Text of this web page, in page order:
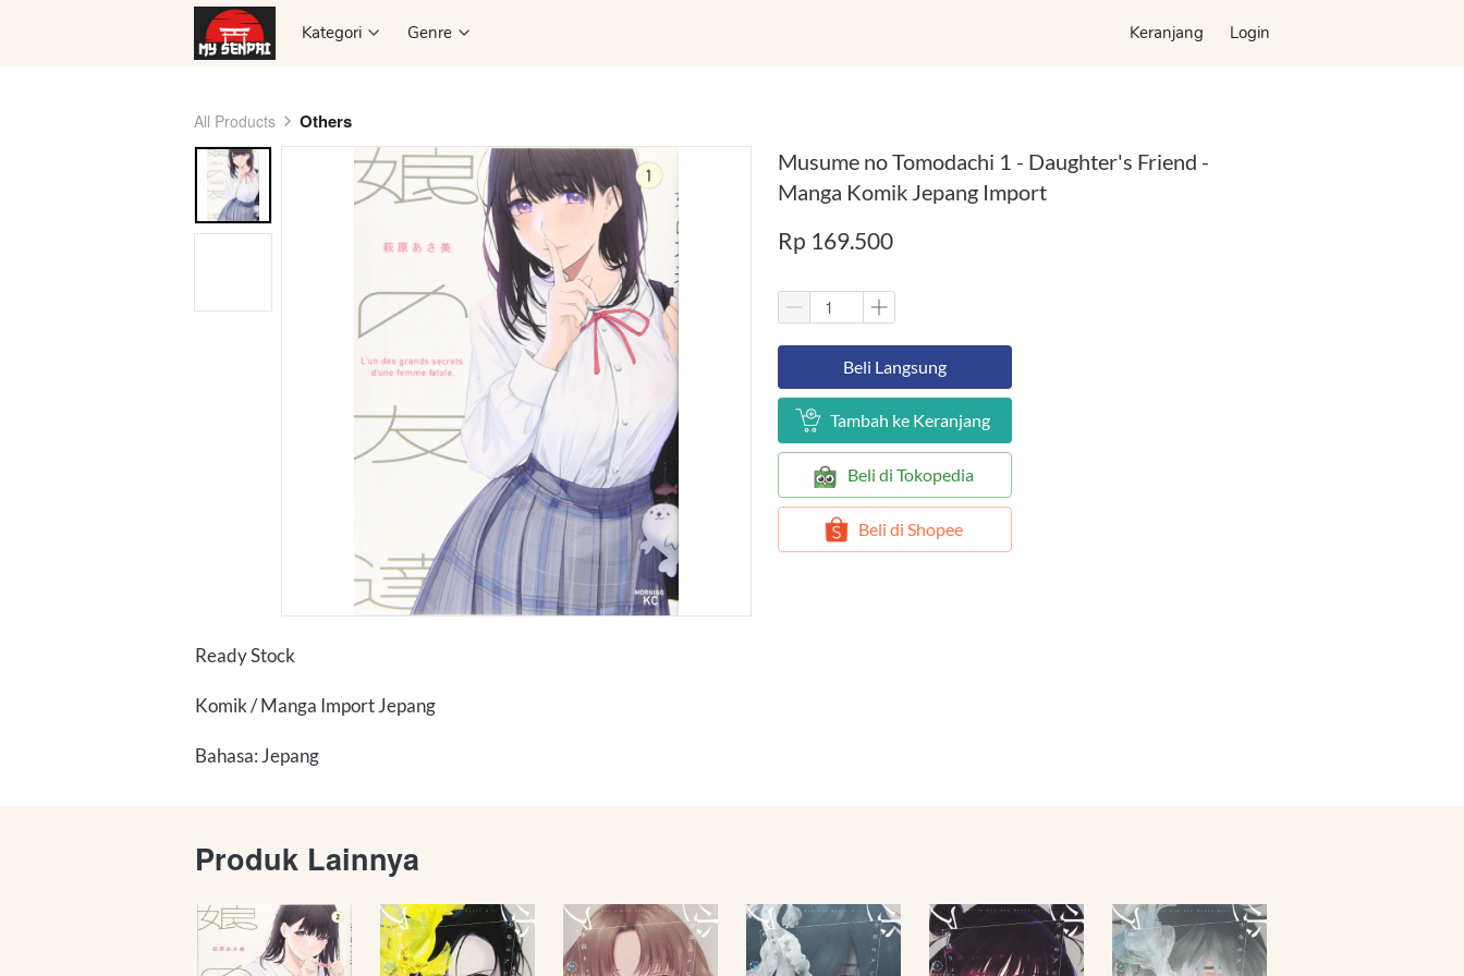
Kategori Genre Keranjang Login
Kategori Genre Keranjang Login
All Products Others
Musume no Tomodachi 1 - Daughter's Friend -
Manga Komik Jepang Import
Rp 169.500
`Beli Langsung
` Tambah ke Keranjang
` Beli di Tokopedia
` Beli di Shopee
Ready Stock
Komik / Manga Import Jepang
Bahasa: Jepang
Produk Lainnya